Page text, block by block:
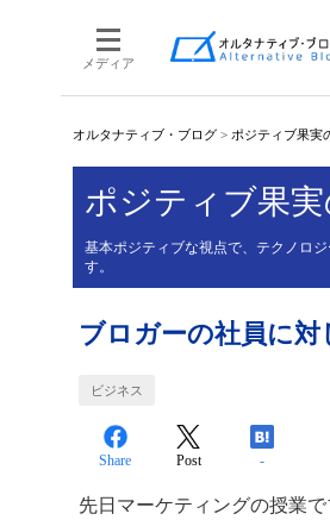
メディア
オルタナティブ・ブログ > ポジティブ果実
ポジティブ果
基本ポジティブな視点で、テクノロ
す。
ブロガーの社員に
ビジネス
Share Post -
先日マーケティングの授業